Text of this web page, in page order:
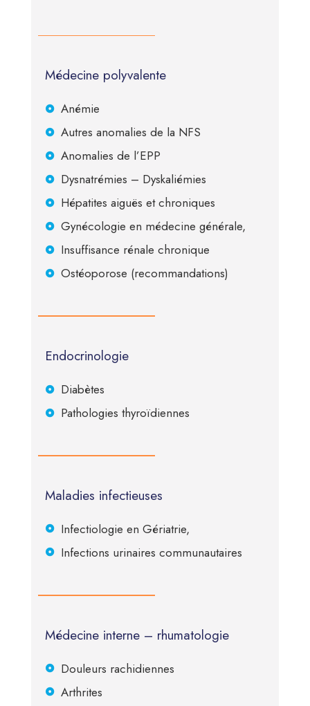
Médecine polyvalente
Anémie
Autres anomalies de la NFS
Anomalies de l’EPP
Dysnatrémies – Dyskaliémies
Hépatites aiguës et chroniques
Gynécologie en médecine générale,
Insuffisance rénale chronique
Ostéoporose (recommandations)
Endocrinologie
Diabètes
Pathologies thyroïdiennes
Maladies infectieuses
Infectiologie en Gériatrie,
Infections urinaires communautaires
Médecine interne – rhumatologie
Douleurs rachidiennes
Arthrites